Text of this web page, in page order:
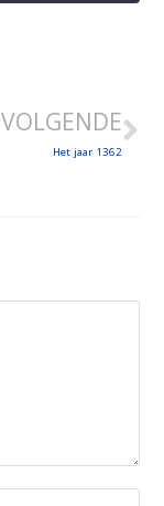
VOLGENDE
Het jaar 1362